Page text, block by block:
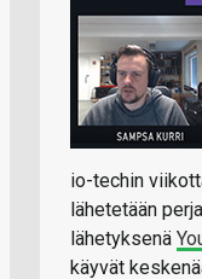
io-techin
lähetetään
lähetyksenä
käyvät